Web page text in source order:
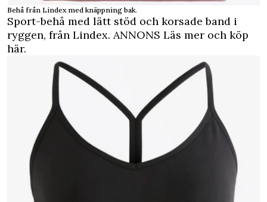
Behå från Lindex med knäppning bak.
Sport-behå med lätt stöd och korsade band i
ryggen, från Lindex. ANNONS Läs mer och köp
här.